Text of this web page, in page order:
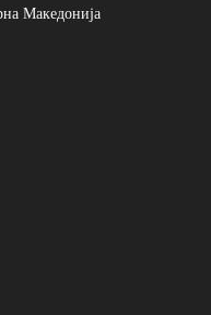
Македонија